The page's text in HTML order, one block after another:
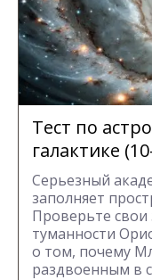
Тест по
галактике
Серьезный
заполняет
Проверьте
туманности
о том, почему
раздвоенным в